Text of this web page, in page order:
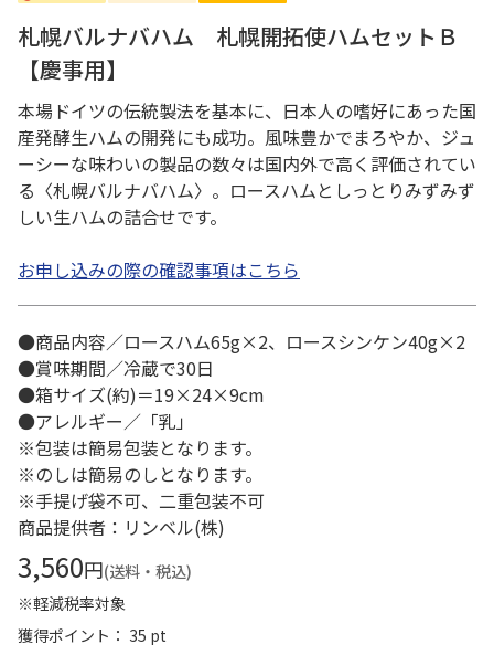
札幌バルナバハム 札幌開拓使ハムセットＢ
【慶事用】
本場ドイツの伝統製法を基本に、日本人の嗜好にあった国
産発酵生ハムの開発にも成功。風味豊かでまろやか、ジュ
ーシーな味わいの製品の数々は国内外で高く評価されてい
る〈札幌バルナバハム〉。ロースハムとしっとりみずみず
しい生ハムの詰合せです。
お申し込みの際の確認事項はこちら
●商品内容／ロースハム65g×2、ロースシンケン40g×2
●賞味期間／冷蔵で30日
●箱サイズ(約)＝19×24×9cm
●アレルギー／「乳」
※包装は簡易包装となります。
※のしは簡易のしとなります。
※手提げ袋不可、二重包装不可
商品提供者：リンベル(株)
3,560円(送料・税込)
※軽減税率対象
獲得ポイント： 35 pt